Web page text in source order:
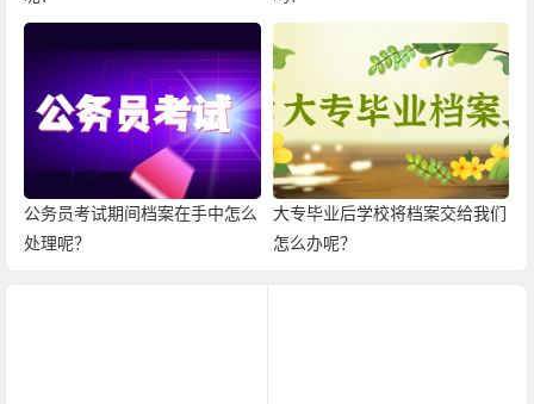
公务员考试期间档案在手中怎么
处理呢？
大专毕业后学校将档案交给我们
怎么办呢？